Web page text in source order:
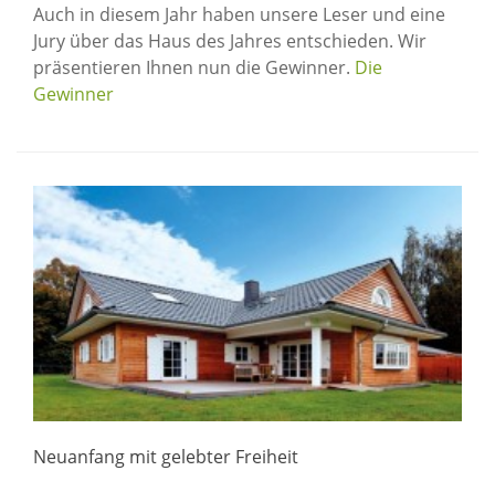
Auch in diesem Jahr haben unsere Leser und eine
Jury über das Haus des Jahres entschieden. Wir
präsentieren Ihnen nun die Gewinner. Die
Gewinner
Neuanfang mit gelebter Freiheit